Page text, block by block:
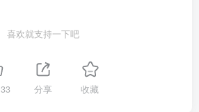
喜欢就支持一下吧
33 分享 收藏